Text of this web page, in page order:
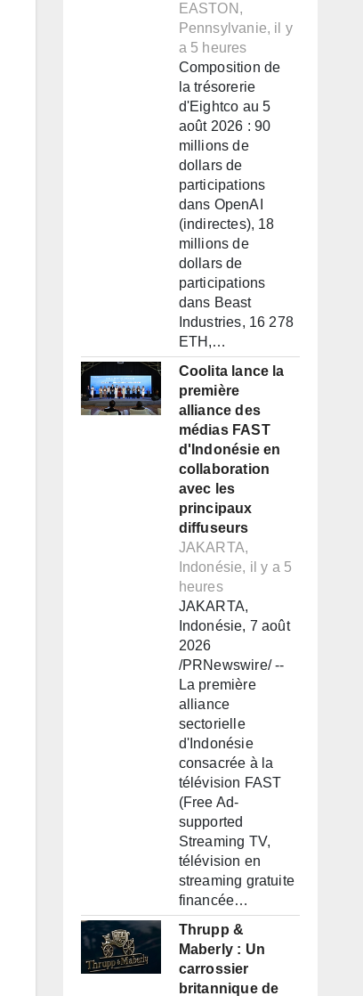
EASTON,
Pennsylvanie, il y
a 5 heures
Composition de
la trésorerie
d'Eightco au 5
août 2026 : 90
millions de
dollars de
participations
dans OpenAI
(indirectes), 18
millions de
dollars de
participations
dans Beast
Industries, 16 278
ETH,…
Coolita lance la
première
alliance des
médias FAST
d'Indonésie en
collaboration
avec les
principaux
diffuseurs
JAKARTA,
Indonésie, il y a 5
heures
JAKARTA,
Indonésie, 7 août
2026
/PRNewswire/ --
La première
alliance
sectorielle
d'Indonésie
consacrée à la
télévision FAST
(Free Ad-
supported
Streaming TV,
télévision en
streaming gratuite
financée…
Thrupp &
Maberly : Un
carrossier
britannique de